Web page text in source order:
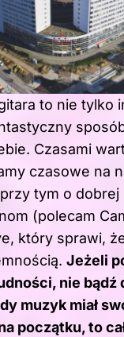
to nie tylko
Czasami
czasowe na
tym o dobrej
(polecam
który sprawi,
Jeżeli
nie bądź
muzyk miał
początku, to